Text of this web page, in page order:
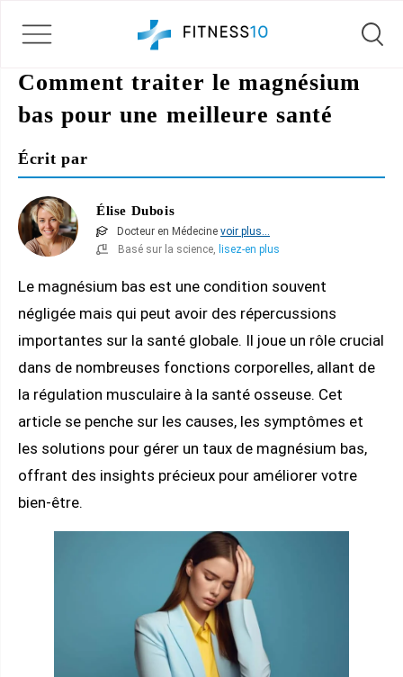
Le magnésium bas est une condition souvent
négligée mais qui peut avoir des répercussions
importantes sur la santé globale. Il joue un rôle crucial
dans de nombreuses fonctions corporelles, allant de
la régulation musculaire à la santé osseuse. Cet
article se penche sur les causes, les symptômes et
les solutions pour gérer un taux de magnésium bas,
offrant des insights précieux pour améliorer votre
bien-être.
Comment traiter le magnésium
bas pour une meilleure santé
Écrit par
Élise Dubois
Docteur en Médecine voir plus...
Basé sur la science, lisez-en plus